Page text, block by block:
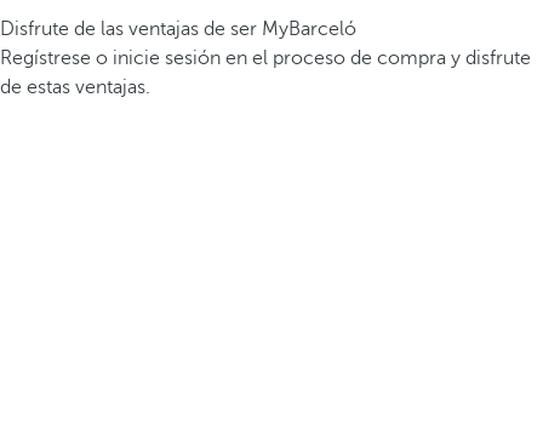
Disfrute de las ventajas de ser MyBarceló
Regístrese o inicie sesión en el proceso de compra y disfrute
de estas ventajas.